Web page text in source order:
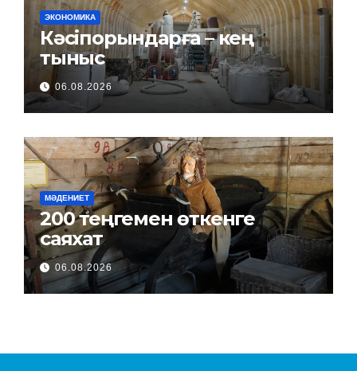
ЭКОНОМИКА
Кәсіпорындарға – кең
тыныс
06.08.2026
МӘДЕНИЕТ
200 теңгемен өткенге
саяхат
06.08.2026